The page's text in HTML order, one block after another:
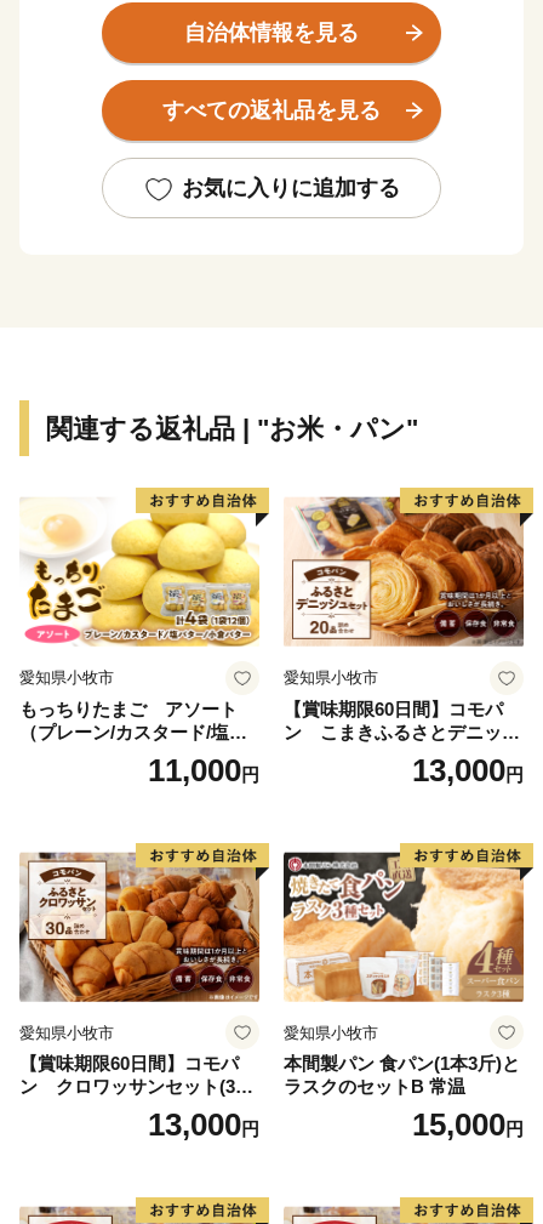
の美しい「白里海岸」がつづき、特色ある豊かな自然風
土を有しています。
水産加工業が盛んで、みりん干し、いわしのゴマ漬
が、訪れる人々を魅了しつづけています。また、農業も
盛んで、味が自慢の新鮮な野菜をはじめ、米、メロン、
自治体情報を見る
すべての返礼品を見る
お気に入りに追加する
関連する返礼品 | "お米・パン"
愛知県小牧市
もっちりたまご アソート
（プレーン/カスタード/塩バ
ター/小倉バター）11,000円
愛知県小牧市
【賞味期限60日間】コモパ
ン こまきふるさとデニッシ
ュセット（20個入り）／災害
用備蓄 保存食 非常食 防災グ
13,000円
愛知県小牧市
【賞味期限60日間】コモパ
ン クロワッサンセット(30
個入り)／災害用備蓄 保存食
非常食 防災グッズにも
13,000円
愛知県小牧市
本間製パン 食パン(1本3斤)と
ラスクのセットB 常温
15,000円